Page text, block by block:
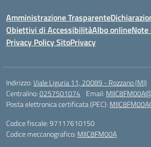
Amministrazione Trasparente
Obiettivi di AccessibilitàAlbo onlineNote
Privacy Policy SitoPrivacy
Indirizzo:Viale Liguria 11, 20089 - Rozzano (MI)
Centralino:0257501074 Email:
Posta elettronica certificata (PEC):
Codice fiscale: 97117610150
Codice meccanografico: MIIC8FM00A